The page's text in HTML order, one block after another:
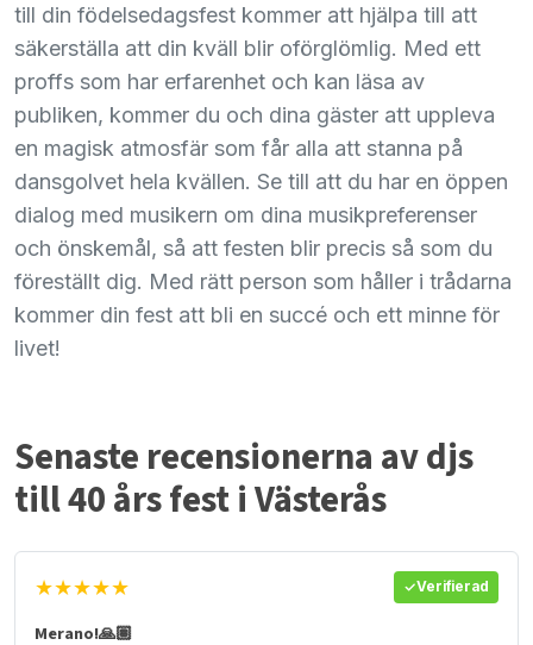
till din födelsedagsfest kommer att hjälpa till att
säkerställa att din kväll blir oförglömlig. Med ett
proffs som har erfarenhet och kan läsa av
publiken, kommer du och dina gäster att uppleva
en magisk atmosfär som får alla att stanna på
dansgolvet hela kvällen. Se till att du har en öppen
dialog med musikern om dina musikpreferenser
och önskemål, så att festen blir precis så som du
föreställt dig. Med rätt person som håller i trådarna
kommer din fest att bli en succé och ett minne för
livet!
Senaste recensionerna av djs
till 40 års fest i Västerås
★★★★★ Verifierad
Merano!🙏🏽